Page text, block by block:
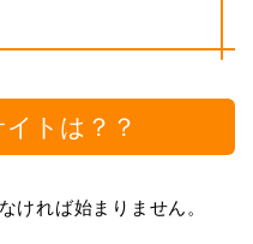
トは？？
ければ始まりません。